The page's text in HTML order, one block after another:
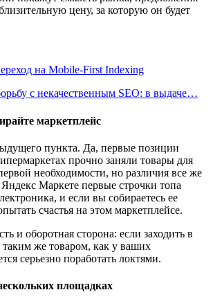
цену, за которую он будет
на Mobile-First Indexing
с некачественным SEO: в выдаче…
маркетплейс
пункта. Да, первые позиции
прочно заняли товары для
необходимости, но различия все же
Маркете первые строчки топа
и если вы собираетесь ее
счастья на этом маркетплейсе.
и оборотная сторона: если заходить в
же товаром, как у ваших
серьезно поработать локтями.
площадках